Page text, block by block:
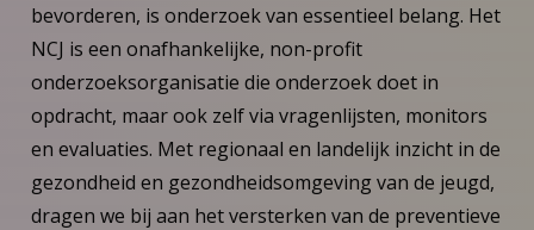
bevorderen, is onderzoek van essentieel belang. Het
NCJ is een onafhankelijke, non-profit
onderzoeksorganisatie die onderzoek doet in
opdracht, maar ook zelf via vragenlijsten, monitors
en evaluaties. Met regionaal en landelijk inzicht in de
gezondheid en gezondheidsomgeving van de jeugd,
dragen we bij aan het versterken van de preventieve